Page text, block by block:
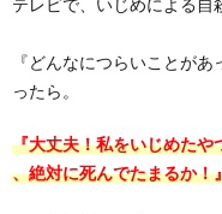
テレビで、いじめによる自
『どんなにつらいことが
ったら。
『大丈夫！私をいじめたや
、絶対に死んでたまるか！